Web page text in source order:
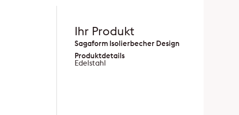
Ihr Produkt
Sagaform Isolierbecher Design
Produktdetails
Edelstahl